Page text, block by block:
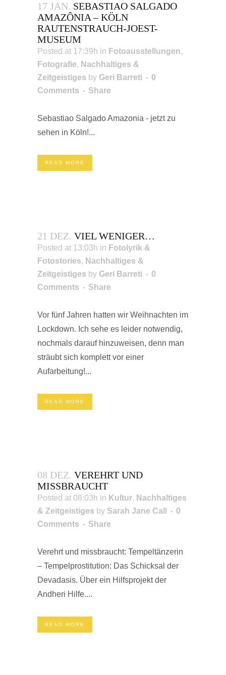
17 JAN. SEBASTIAO SALGADO
AMAZÔNIA – KÖLN
RAUTENSTRAUCH-JOEST-
MUSEUM
Posted at 17:39h in Fotoausstellungen,
Fotografie, Nachhaltiges &
Zeitgeistiges by Geri Barreti
0
Comments
Share
Sebastiao Salgado Amazonia - jetzt zu
sehen in Köln!...
READ MORE
21 DEZ. VIEL WENIGER…
Posted at 13:03h in Fotolyrik &
Fotostories, Nachhaltiges &
Zeitgeistiges by Geri Barreti
0
Comments
Share
Vor fünf Jahren hatten wir Weihnachten im
Lockdown. Ich sehe es leider notwendig,
nochmals darauf hinzuweisen, denn man
sträubt sich komplett vor einer
Aufarbeitung!...
READ MORE
08 DEZ. VEREHRT UND
MISSBRAUCHT
Posted at 08:03h in Kultur, Nachhaltiges
& Zeitgeistiges by Sarah Jane Call
0
Comments
Share
Verehrt und missbraucht: Tempeltänzerin
– Tempelprostitution: Das Schicksal der
Devadasis. Über ein Hilfsprojekt der
Andheri Hilfe....
READ MORE